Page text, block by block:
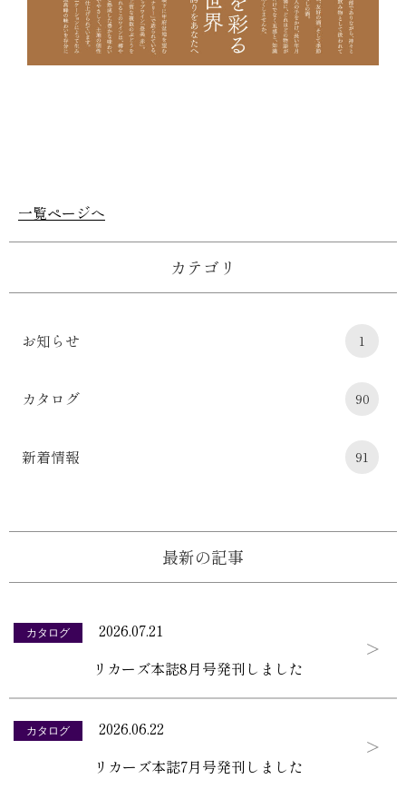
一覧ページへ
カテゴリ
お知らせ 1
カタログ 90
新着情報 91
最新の記事
カタログ
2026.07.21
リカーズ本誌8月号発刊しました
カタログ
2026.06.22
リカーズ本誌7月号発刊しました